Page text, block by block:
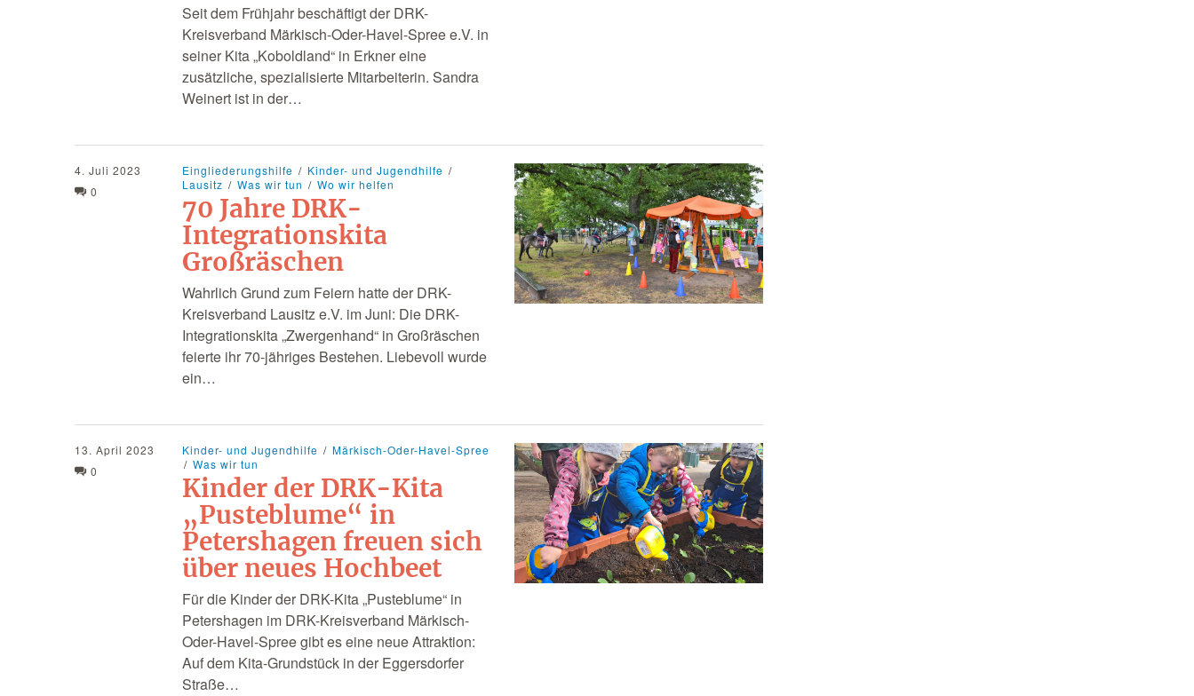
Seit dem Frühjahr beschäftigt der DRK-
Kreisverband Märkisch-Oder-Havel-Spree e.V. in
seiner Kita „Koboldland“ in Erkner eine
zusätzliche, spezialisierte Mitarbeiterin. Sandra
Weinert ist in der…
4. Juli 2023
0
Eingliederungshilfe
Kinder- und Jugendhilfe
Lausitz
Was wir tun Wo wir helfen
70 Jahre DRK-
Integrationskita
Großräschen
Wahrlich Grund zum Feiern hatte der DRK-
Kreisverband Lausitz e.V. im Juni: Die DRK-
Integrationskita „Zwergenhand“ in Großräschen
feierte ihr 70-jähriges Bestehen. Liebevoll wurde
ein…
13. April 2023
0
Kinder- und Jugendhilfe
Märkisch-Oder-Havel-Spree
Was wir tun
Kinder der DRK-Kita
„Pusteblume“ in
Petershagen freuen sich
über neues Hochbeet
Für die Kinder der DRK-Kita „Pusteblume“ in
Petershagen im DRK-Kreisverband Märkisch-
Oder-Havel-Spree gibt es eine neue Attraktion:
Auf dem Kita-Grundstück in der Eggersdorfer
Straße…